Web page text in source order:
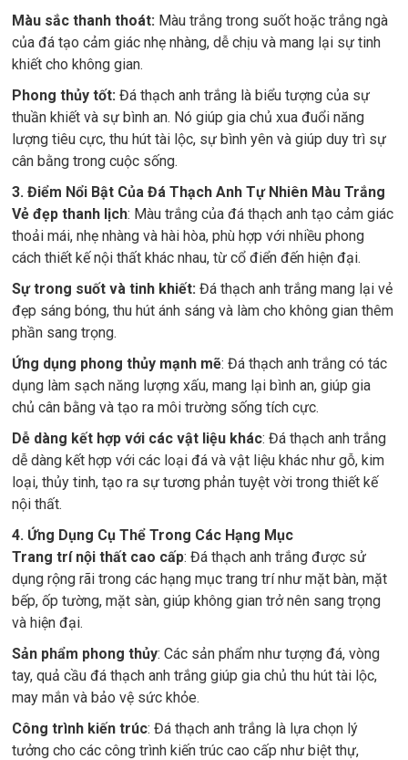
Màu sắc thanh thoát: Màu trắng trong suốt hoặc trắng ngà
của đá tạo cảm giác nhẹ nhàng, dễ chịu và mang lại sự tinh
khiết cho không gian.
Phong thủy tốt: Đá thạch anh trắng là biểu tượng của sự
thuần khiết và sự bình an. Nó giúp gia chủ xua đuổi năng
lượng tiêu cực, thu hút tài lộc, sự bình yên và giúp duy trì sự
cân bằng trong cuộc sống.
3. Điểm Nổi Bật Của Đá Thạch Anh Tự Nhiên Màu Trắng
Vẻ đẹp thanh lịch: Màu trắng của đá thạch anh tạo cảm giác
thoải mái, nhẹ nhàng và hài hòa, phù hợp với nhiều phong
cách thiết kế nội thất khác nhau, từ cổ điển đến hiện đại.
Sự trong suốt và tinh khiết: Đá thạch anh trắng mang lại vẻ
đẹp sáng bóng, thu hút ánh sáng và làm cho không gian thêm
phần sang trọng.
Ứng dụng phong thủy mạnh mẽ: Đá thạch anh trắng có tác
dụng làm sạch năng lượng xấu, mang lại bình an, giúp gia
chủ cân bằng và tạo ra môi trường sống tích cực.
Dễ dàng kết hợp với các vật liệu khác: Đá thạch anh trắng
dễ dàng kết hợp với các loại đá và vật liệu khác như gỗ, kim
loại, thủy tinh, tạo ra sự tương phản tuyệt vời trong thiết kế
nội thất.
4. Ứng Dụng Cụ Thể Trong Các Hạng Mục
Trang trí nội thất cao cấp: Đá thạch anh trắng được sử
dụng rộng rãi trong các hạng mục trang trí như mặt bàn, mặt
bếp, ốp tường, mặt sàn, giúp không gian trở nên sang trọng
và hiện đại.
Sản phẩm phong thủy: Các sản phẩm như tượng đá, vòng
tay, quả cầu đá thạch anh trắng giúp gia chủ thu hút tài lộc,
may mắn và bảo vệ sức khỏe.
Công trình kiến trúc: Đá thạch anh trắng là lựa chọn lý
tưởng cho các công trình kiến trúc cao cấp như biệt thự,